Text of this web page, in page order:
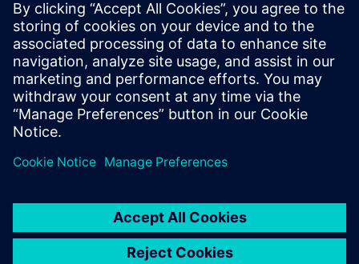
Papildu informācija un resursi
More information